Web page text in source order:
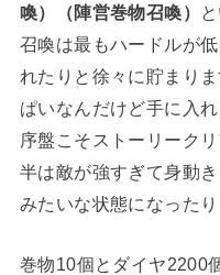
喚）（陣営巻物召喚）
召喚は最もハードルが
れたりと徐々に貯まり
ぱいなんだけど手に入
序盤こそストーリーク
半は敵が強すぎて身動
みたいな状態になったり
巻物10個とダイヤ2200